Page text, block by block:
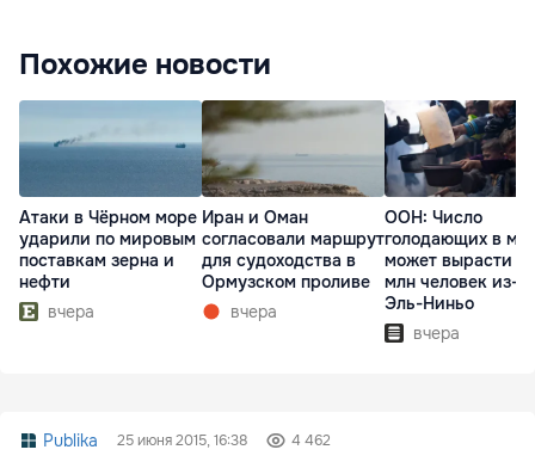
Похожие новости
Атаки в Чёрном море
ударили по мировым
поставкам зерна и
нефти
вчера
Иран и Оман
согласовали маршрут
для судоходства в
Ормузском проливе
вчера
ООН: Число
голодающих в
может вырасти
млн человек из-за
Эль-Ниньо
вчера
Publika 25 июня 2015, 16:38 4 462